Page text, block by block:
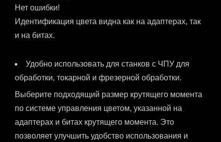
Нет ошибки!
Идентификация цвета видна как на адаптерах, так
и на битах.
Удобно использовать для станков с ЧПУ для
обработки, токарной и фрезерной обработки.
Выберите подходящий размер крутящего момента
по системе управления цветом, указанной на
адаптерах и битах крутящего момента. Это
позволяет улучшить удобство использования и